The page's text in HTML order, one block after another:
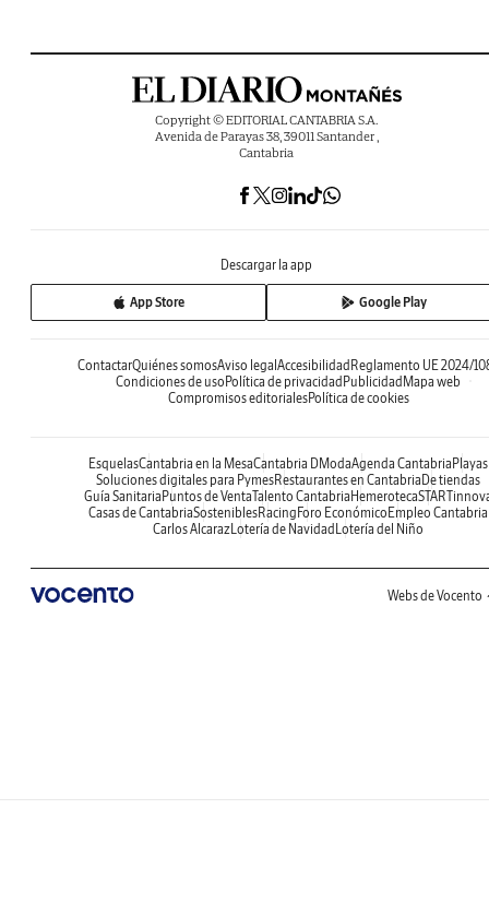
Copyright © EDITORIAL CANTABRIA S.A.
Avenida de Parayas 38, 39011 Santander ,
Cantabria
Descargar la app
App Store Google Play
ContactarQuiénes somosAviso legalAccesibilidadReglamento UE 2024/
Condiciones de usoPolítica de privacidadPublicidadMapa web
Compromisos editorialesPolítica de cookies
EsquelasCantabria en la MesaCantabria DModaAgenda CantabriaPlayas
Soluciones digitales para PymesRestaurantes en CantabriaDe tiendas
Guía SanitariaPuntos de VentaTalento CantabriaHemeroteca
Casas de CantabriaSosteniblesRacingForo EconómicoEmpleo Cantabria
Carlos AlcarazLotería de NavidadLotería del Niño
Webs de Vocento